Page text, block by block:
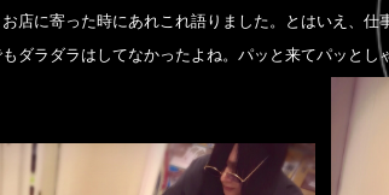
お店に寄った時にあれこれ語りました。とはいえ、
もダラダラはしてなかったよね。パッと来てパッと